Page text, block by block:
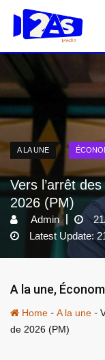
content
A LA UNE
Vers l’arrêt
2026 (PM)
Admin
Latest Update:
A la une,
Home - A la une -
de 2026 (PM)